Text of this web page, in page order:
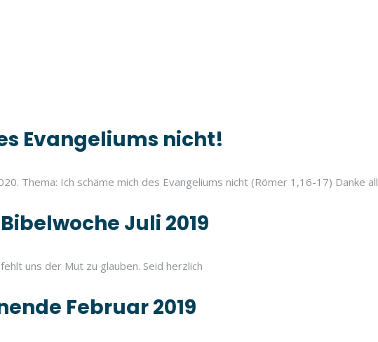
Evangeliums nicht!
Thema: Ich schäme mich des Evangeliums nicht (Römer 1,16-17) Danke
Juli 2019
uns der Mut zu glauben. Seid herzlich
Februar 2019